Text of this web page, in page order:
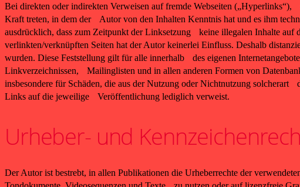
Bei direkten oder indirekten Verweisen auf fremde Webseiten
Kraft treten, in dem der Autor von den Inhalten Kenntnis hat und es ihm
ausdrücklich, dass zum Zeitpunkt der Linksetzung keine illegalen Inhalte
verlinkten/verknüpften Seiten hat der Autor keinerlei Einfluss. Deshalb
wurden. Diese Feststellung gilt für alle innerhalb des eigenen
Linkverzeichnissen, Mailinglisten und in allen anderen Formen von
insbesondere für Schäden, die aus der Nutzung oder Nichtnutzung
Links auf die jeweilige Veröffentlichung lediglich verweist.
Urheber- und
Der Autor ist bestrebt, in allen Publikationen die Urheberrechte der